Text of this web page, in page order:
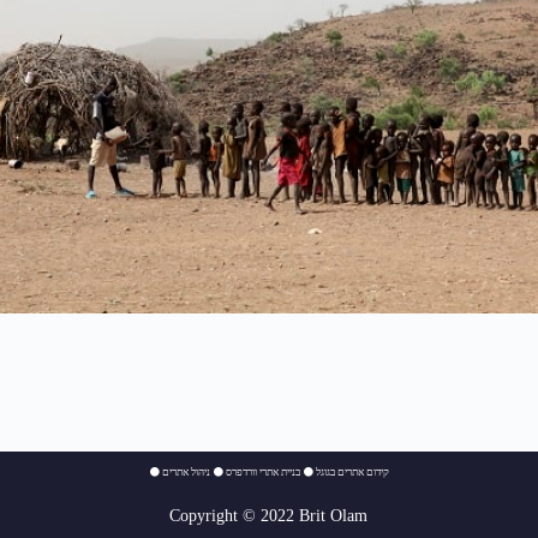
⚫ קידום אתרים בגוגל ⚫בניית אתרי וורדפרס ⚫ניהול אתרים
Copyright © 2022 Brit Olam